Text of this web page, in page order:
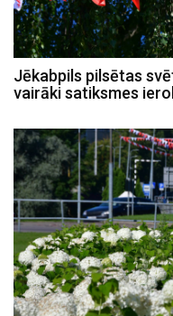
Jēkabpils pilsētas
vairāki satiksmes